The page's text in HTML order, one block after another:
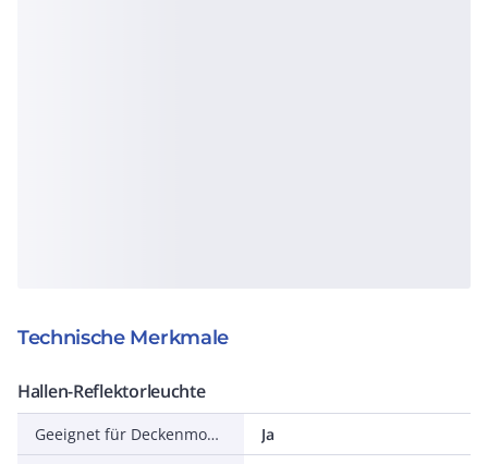
Technische Merkmale
Hallen-Reflektorleuchte
Geeignet für Deckenmontage
Ja